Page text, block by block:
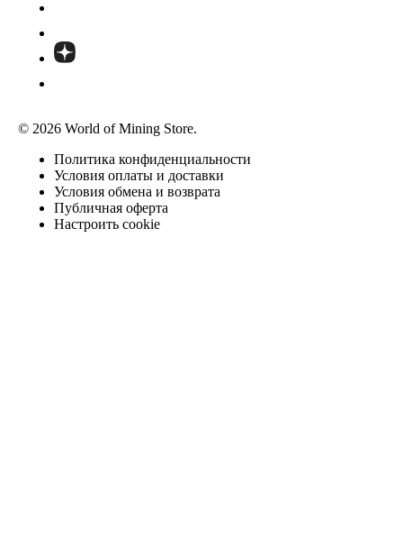
© 2026 World of Mining Store.
Политика конфиденциальности
Условия оплаты и доставки
Условия обмена и возврата
Публичная оферта
Настроить cookie